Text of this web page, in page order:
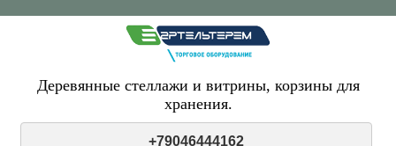
Деревянные стеллажи и витрины, корзины для
хранения.
+79046444162